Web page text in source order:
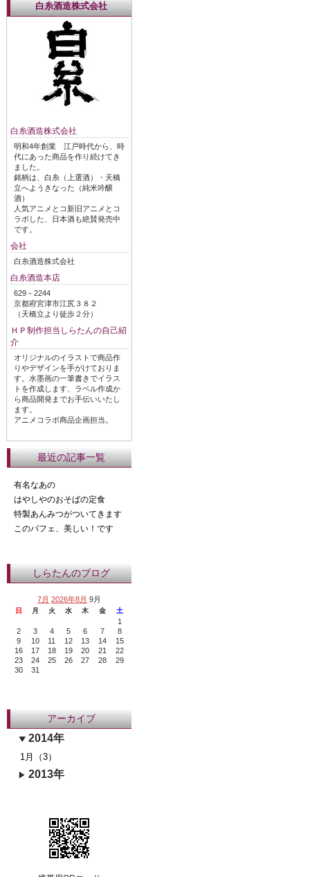
白糸酒造株式会社
白糸酒造株式会社
明和4年創業 江戸時代から、時
代にあった商品を作り続けてき
ました。
銘柄は、白糸（上選酒）・天橋
立へようきなった（純米吟醸
酒）
人気アニメとコ新旧アニメとコ
ラボした、日本酒も絶賛発売中
です。
会社
白糸酒造株式会社
白糸酒造本店
629－2244
京都府宮津市江尻３８２
（天橋立より徒歩２分）
ＨＰ制作担当しらたんの自己紹
介
オリジナルのイラストで商品作
りやデザインを手がけておりま
す。水墨画の一筆書きでイラス
トを作成します、ラベル作成か
ら商品開発までお手伝いいたし
ます。
アニメコラボ商品企画担当。
最近の記事一覧
有名なあの
はやしやのおそばの定食
特製あんみつがついてきます
このパフェ、美しい！です
しらたんのブログ
7月 2026年8月 9月
日 月 火 水 木 金 土
1
2
3 4 5 6 7
8
9
10 11 12 13 14
15
16
17 18 19 20 21
22
23
24 25 26 27 28
29
30
31
アーカイブ
2014年
1月（3）
2013年